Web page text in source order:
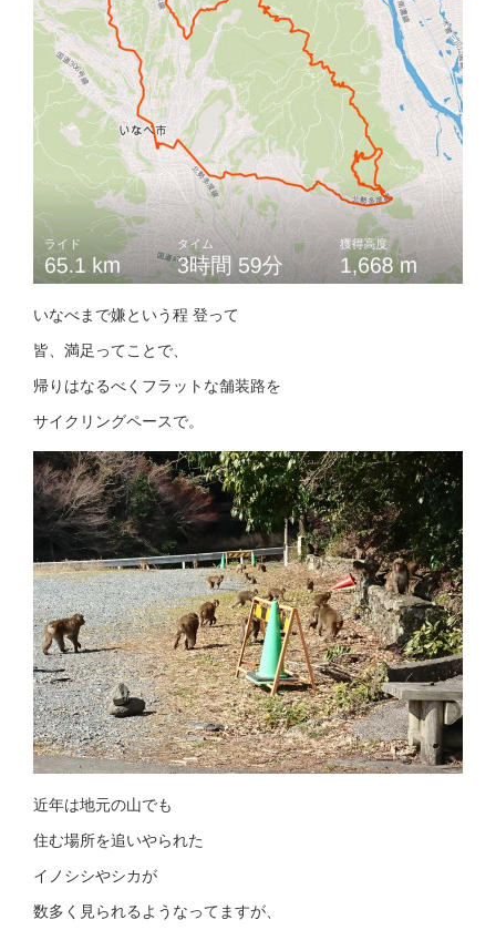
いなべまで嫌という程 登って
皆、満足ってことで、
帰りはなるべくフラットな舗装路を
サイクリングペースで。
近年は地元の山でも
住む場所を追いやられた
イノシシやシカが
数多く見られるようなってますが、